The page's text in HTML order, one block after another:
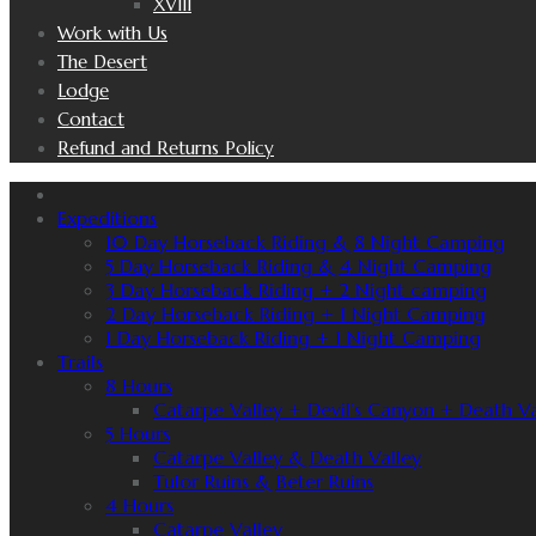
Work with Us
The Desert
Lodge
Contact
Refund and Returns Policy
Expeditions
10 Day Horseback Riding & 8 Night Camping
5 Day Horseback Riding & 4 Night Camping
3 Day Horseback Riding + 2 Night camping
2 Day Horseback Riding + 1 Night Camping
1 Day Horseback Riding + 1 Night Camping
Trails
8 Hours
Catarpe Valley + Devil’s Canyon + Death
5 Hours
Catarpe Valley & Death Valley
Tulor Ruins & Beter Ruins
4 Hours
Catarpe Valley